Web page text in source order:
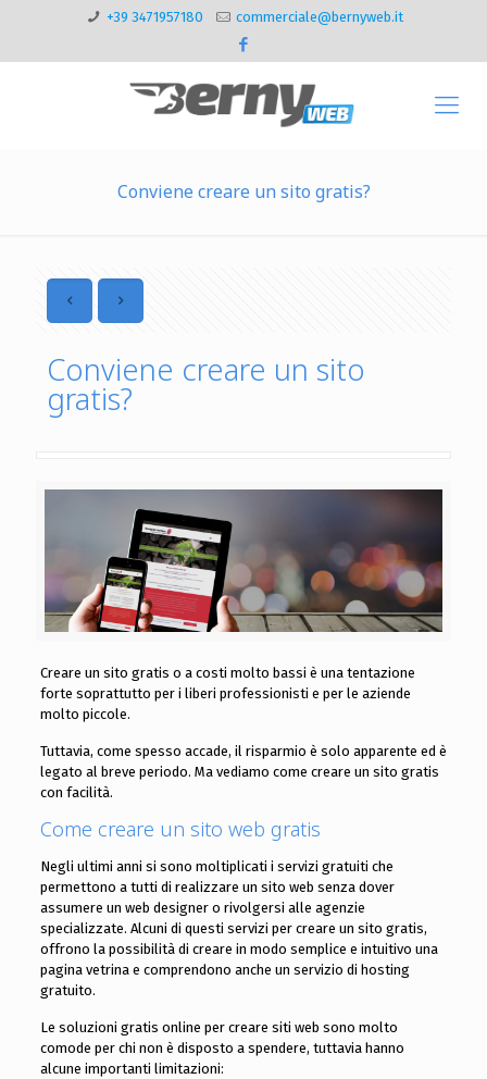
+39 3471957180 commerciale@bernyweb.it
Conviene creare un sito gratis?
Conviene creare un sito
gratis?
Creare un sito gratis o a costi molto bassi è una tentazione
forte soprattutto per i liberi professionisti e per le aziende
molto piccole.
Tuttavia, come spesso accade, il risparmio è solo apparente ed è
legato al breve periodo. Ma vediamo come creare un sito gratis
con facilità.
Come creare un sito web gratis
Negli ultimi anni si sono moltiplicati i servizi gratuiti che
permettono a tutti di realizzare un sito web senza dover
assumere un web designer o rivolgersi alle agenzie
specializzate. Alcuni di questi servizi per creare un sito gratis,
offrono la possibilità di creare in modo semplice e intuitivo una
pagina vetrina e comprendono anche un servizio di hosting
gratuito.
Le soluzioni gratis online per creare siti web sono molto
comode per chi non è disposto a spendere, tuttavia hanno
alcune importanti limitazioni: